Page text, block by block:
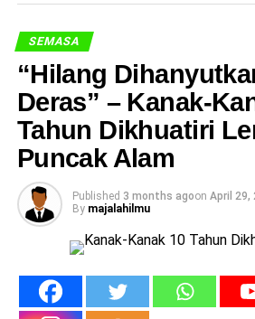
Dalam rakaman tersebut, kelihatan
menghampiri tabung sebelum
mencurigakan. Video itu kemudian
menjadi antara video viral masjid
diperkatakan.
SEMASA
“Hilang
Deras” – Kanak-
Tahun Dikhuatiri
Puncak Alam
Published 3 months agoon April 29,
By majalahilmu